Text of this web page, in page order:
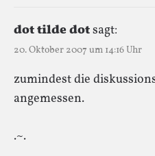
dot tilde dotsagt:
20. Oktober 2007 um 14:16 Uhr
zumindest die
angemessen.
.~.